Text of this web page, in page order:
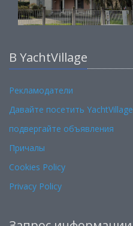
В YachtVillage
Рекламодатели
Давайте посетить YachtVillage
подвергайте объявления
Причалы
Cookies Policy
Privacy Policy